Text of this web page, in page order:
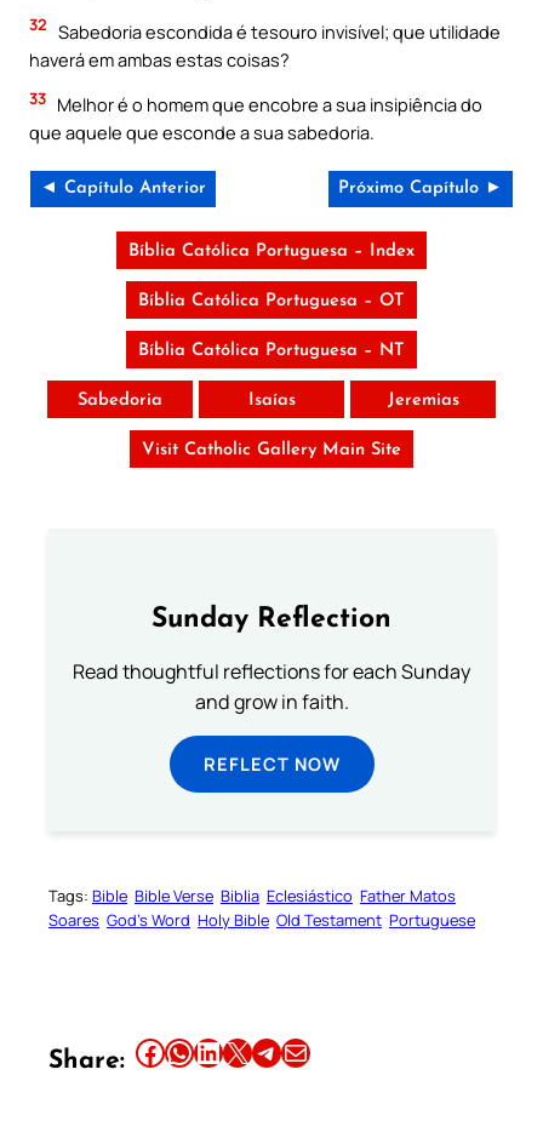
32 Sabedoria escondida é tesouro invisível; que utilidade
haverá em ambas estas coisas?
33 Melhor é o homem que encobre a sua insipiência do
que aquele que esconde a sua sabedoria.
◄ Capítulo Anterior Próximo Capítulo ►
Bíblia Católica Portuguesa – Index
Bíblia Católica Portuguesa – OT
Bíblia Católica Portuguesa – NT
Sabedoria Isaías Jeremias
Visit Catholic Gallery Main Site
Sunday Reflection
Read thoughtful reflections for each Sunday
and grow in faith.
REFLECT NOW
Tags: Bible Bible Verse Biblia Eclesiástico Father Matos
Soares God’s Word Holy Bible Old Testament Portuguese
Share: Share this article on Facebook Share this article on WhatsApp Share this article on LinkedIn Share this article on X Share this article on TelegramEmail this Article